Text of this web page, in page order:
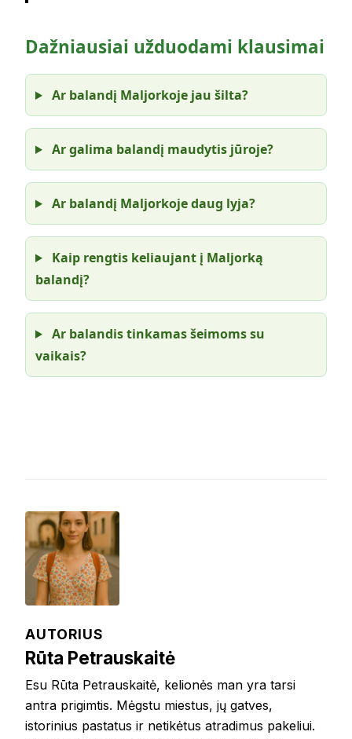
Dažniausiai užduodami klausimai
Ar balandį Maljorkoje jau šilta?
Ar galima balandį maudytis jūroje?
Ar balandį Maljorkoje daug lyja?
Kaip rengtis keliaujant į Maljorką
balandį?
Ar balandis tinkamas šeimoms su
vaikais?
AUTORIUS
Rūta Petrauskaitė
Esu Rūta Petrauskaitė, kelionės man yra tarsi
antra prigimtis. Mėgstu miestus, jų gatves,
istorinius pastatus ir netikėtus atradimus pakeliui.